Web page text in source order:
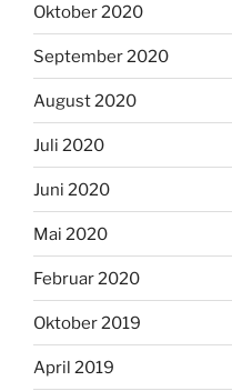
Oktober 2020
September 2020
August 2020
Juli 2020
Juni 2020
Mai 2020
Februar 2020
Oktober 2019
April 2019